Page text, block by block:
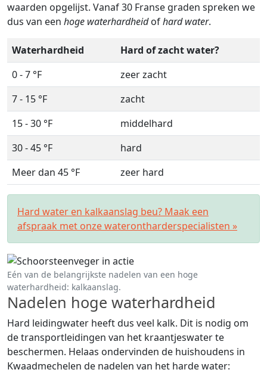
waarden opgelijst. Vanaf 30 Franse graden spreken we
dus van een hoge waterhardheidofhard water.
Waterhardheid
Hard of zacht water?
0 - 7 °F
zeer zacht
7 - 15 °F
zacht
15 - 30 °F
middelhard
30 - 45 °F
hard
Meer dan 45 °F
zeer hard
Hard water en kalkaanslag beu? Maak een
afspraak met onze waterontharderspecialisten »
Eén van de belangrijkste nadelen van een hoge
waterhardheid: kalkaanslag.
Nadelen hoge waterhardheid
Hard leidingwater heeft dus veel kalk. Dit is nodig om
de transportleidingen van het kraantjeswater te
beschermen. Helaas ondervinden de huishoudens in
Kwaadmechelen de nadelen van het harde water: